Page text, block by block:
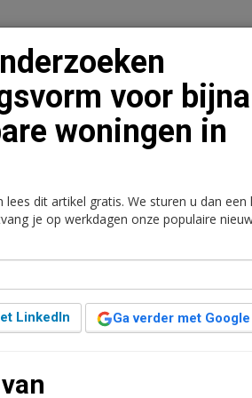
Abonnementen
in
de gemeente Purmerend en
voor bijna
woningen in
dit artikel gratis. We sturen u dan een
je op werkdagen onze populaire
LinkedIn Ga verder met Google